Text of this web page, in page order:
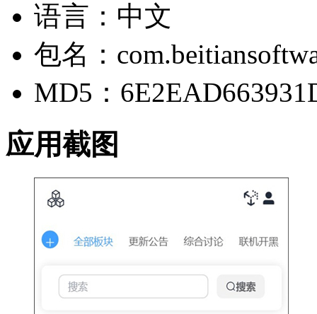
语言：中文
包名：
MD5：
应用截图